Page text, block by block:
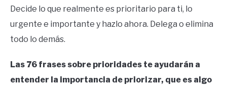
Decide lo que realmente es prioritario para ti, lo
urgente e importante y hazlo ahora. Delega o elimina
todo lo demás.
Las 76 frases sobre prioridades te ayudarán a
entender la importancia de priorizar, que es algo